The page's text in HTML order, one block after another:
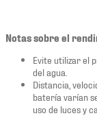
Notas sobre el
Evite utilizar el
del agua.
Distancia,
batería varían
uso de luces y